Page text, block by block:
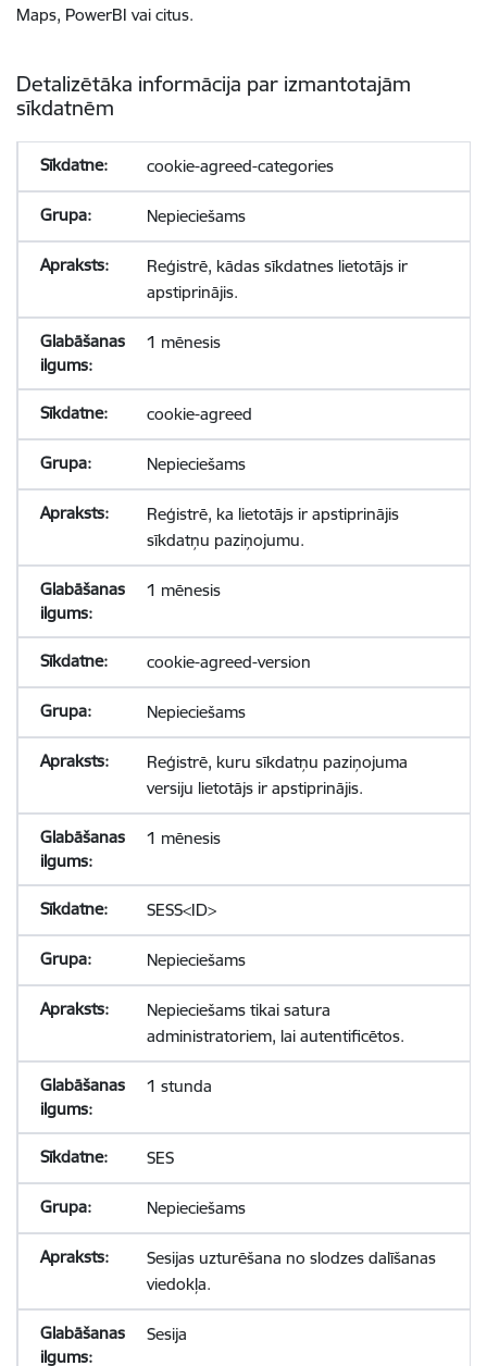
Maps, PowerBI vai citus.
Detalizētāka informācija par izmantotajām
sīkdatnēm
cookie-agreed-categories
Nepieciešams
Reģistrē, kādas sīkdatnes lietotājs ir
apstiprinājis.
1 mēnesis
cookie-agreed
Nepieciešams
Reģistrē, ka lietotājs ir apstiprinājis
sīkdatņu paziņojumu.
1 mēnesis
cookie-agreed-version
Nepieciešams
Reģistrē, kuru sīkdatņu paziņojuma
versiju lietotājs ir apstiprinājis.
1 mēnesis
SESS<ID>
Nepieciešams
Nepieciešams tikai satura
administratoriem, lai autentificētos.
1 stunda
SES
Nepieciešams
Sesijas uzturēšana no slodzes dalīšanas
viedokļa.
Sesija